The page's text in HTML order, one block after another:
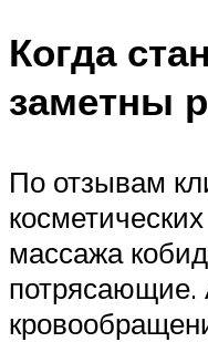
Когда
заметны
По отзывам
массажа
потрясающие.